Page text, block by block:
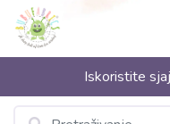
Iskoristite